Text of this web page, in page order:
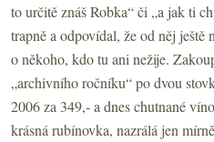
to určitě znáš Robka“ či „a jak ti
trapně a odpovídal, že od něj ještě
o někoho, kdo tu ani nežije.
„archivního ročníku“ po dvou
2006 za 349,- a dnes chutnané víno
krásná rubínovka, nazrálá jen